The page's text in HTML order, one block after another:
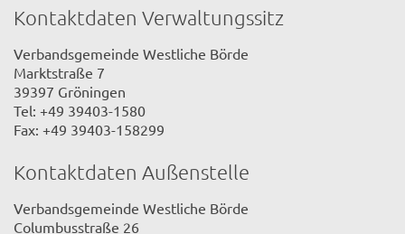
Kontaktdaten Verwaltungssitz
Verbandsgemeinde Westliche Börde
Marktstraße 7
39397 Gröningen
Tel: +49 39403-1580
Fax: +49 39403-158299
Kontaktdaten Außenstelle
Verbandsgemeinde Westliche Börde
Columbusstraße 26